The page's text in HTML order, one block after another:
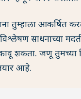
तुम्हाला
साधनाच्या
डोकावू शकता. जणू
आहे.